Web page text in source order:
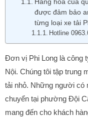
Hàng hóa của
được đảm bảo
từng loại xe tải
Hotline
Đơn vị Phi Long là công
Nội. Chúng tôi tập trung
tải nhỏ. Những người có
chuyển tại phường Đội
mang đến cho khách